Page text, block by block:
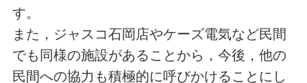
す。
また，ジャスコ石岡店やケーズ電気など民間
でも同様の施設があることから，今後，他の
民間への協力も積極的に呼びかけることにし